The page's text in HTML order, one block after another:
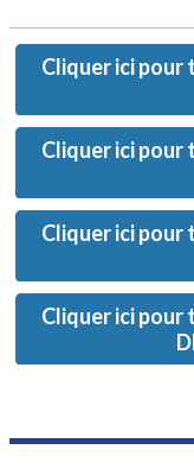
Cliquer ici pour
Cliquer ici pour
Cliquer ici pour
Cliquer ici pour